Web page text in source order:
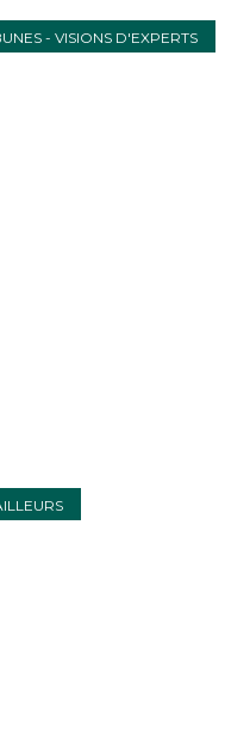
- VISIONS D'EXPERTS